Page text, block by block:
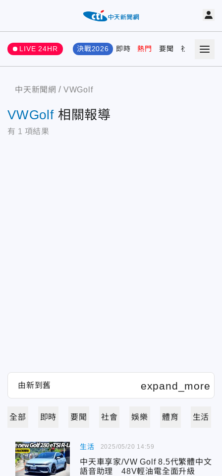
LIVE 24HR 決戰2026 即時 熱門 要聞 社會 娛樂
中天新聞網 VWGolf
VWGolf 相關報導
有 1 項結果
全部 即時 要聞 社會 娛樂 體育 生活
生活
中天車享家/VW Golf 8.5代繁體中文
語音助理 48V輕油電全面升級
2025/05/20 14:59